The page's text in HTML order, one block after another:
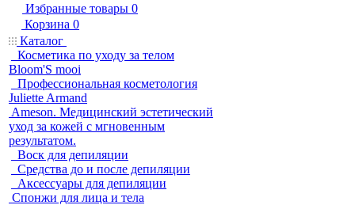
Избранные товары 0
Корзина 0
Каталог
Косметика по уходу за телом
Bloom'S mooi
Профессиональная косметология
Juliette Armand
Ameson. Медицинский эстетический
уход за кожей с мгновенным
результатом.
Воск для депиляции
Средства до и после депиляции
Аксессуары для депиляции
Спонжи для лица и тела